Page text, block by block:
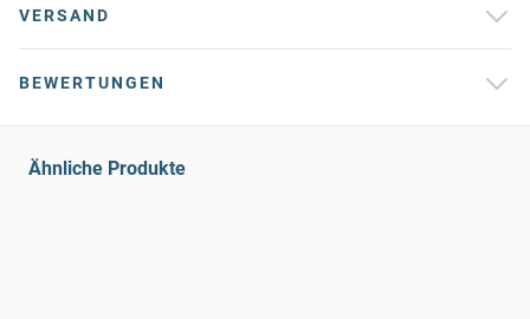
VERSAND
BEWERTUNGEN
Ähnliche Produkte